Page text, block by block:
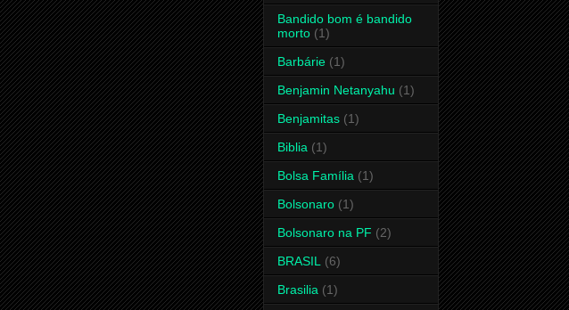
Bandido bom é bandido
morto (1)
Barbárie (1)
Benjamin Netanyahu (1)
Benjamitas (1)
Biblia (1)
Bolsa Família (1)
Bolsonaro (1)
Bolsonaro na PF (2)
BRASIL (6)
Brasilia (1)